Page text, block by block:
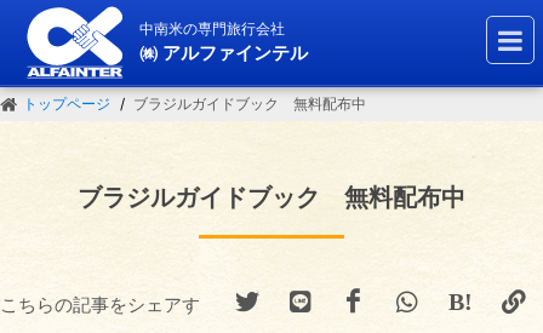
中南米の専門旅行会社
㈱ アルファインテル
トップページ ブラジルガイドブック 無料配布中
ブラジルガイドブック 無料配布中
こちらの記事をシェアす